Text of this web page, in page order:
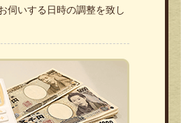
伺いする日時の調整を致し